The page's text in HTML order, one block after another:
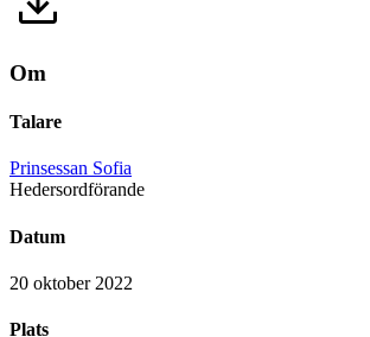
Om
Talare
Prinsessan Sofia
Hedersordförande
Datum
20 oktober 2022
Plats